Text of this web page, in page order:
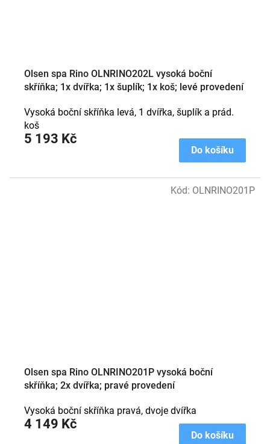
Olsen spa Rino OLNRINO202L vysoká boční
skříňka; 1x dvířka; 1x šuplík; 1x koš; levé provedení
5 193 Kč
Do košíku
Vysoká boční skříňka levá, 1 dvířka, šuplík a prád.
koš
Olsen spa Rino OLNRINO201P vysoká boční
skříňka; 2x dvířka; pravé provedení
4 149 Kč
Do košíku
Vysoká boční skříňka pravá, dvoje dvířka
Kód: OLNRINO201P